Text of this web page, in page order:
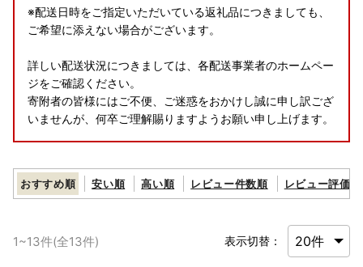
※配送日時をご指定いただいている返礼品につきましても、
ご希望に添えない場合がございます。
詳しい配送状況につきましては、各配送事業者のホームペー
ジをご確認ください。
寄附者の皆様にはご不便、ご迷惑をおかけし誠に申し訳ござ
いませんが、何卒ご理解賜りますようお願い申し上げます。
おすすめ順 安い順 高い順 レビュー件数順 レビュー評価順
1~13件(全13件) 表示切替：